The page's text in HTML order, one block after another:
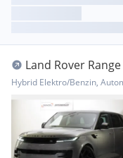
Land Rover
HSE
Hybrid Elektro/Benzin,